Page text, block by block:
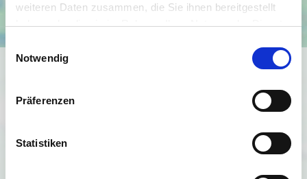
weiteren Daten zusammen, die Sie ihnen bereitgestellt
haben oder die sie im Rahmen Ihrer Nutzung der Dienste
Notwendig
Präferenzen
Statistiken
Ich bin damit einverstanden, dass mir Karten von Google
Datenschutzbedingungen von Google